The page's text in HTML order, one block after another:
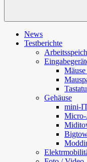
News
Testberichte
Gehäuse
mini-